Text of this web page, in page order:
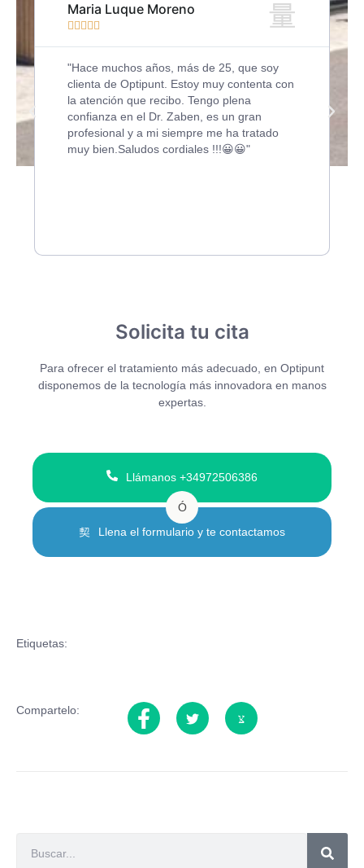
Maria Luque Moreno
    
"Hace muchos años, más de 25, que soy
clienta de Optipunt. Estoy muy contenta con
la atención que recibo. Tengo plena
confianza en el Dr. Zaben, es un gran
profesional y a mi siempre me ha tratado
muy bien.Saludos cordiales !!!😀😀"
Solicita tu cita
Para ofrecer el tratamiento más adecuado, en Optipunt
disponemos de la tecnología más innovadora en manos
expertas.
Llámanos +34972506386
Ó
Llena el formulario y te contactamos
Etiquetas:
Compartelo: